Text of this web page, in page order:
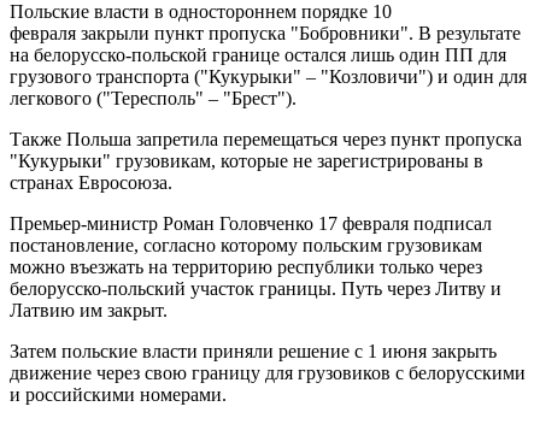
Польские власти в одностороннем порядке 10
февраля закрыли пункт пропуска "Бобровники". В результате
на белорусско-польской границе остался лишь один ПП для
грузового транспорта ("Кукурыки" – "Козловичи") и один для
легкового ("Тересполь" – "Брест").
Также Польша запретила перемещаться через пункт пропуска
"Кукурыки" грузовикам, которые не зарегистрированы в
странах Евросоюза.
Премьер-министр Роман Головченко 17 февраля подписал
постановление, согласно которому польским грузовикам
можно въезжать на территорию республики только через
белорусско-польский участок границы. Путь через Литву и
Латвию им закрыт.
Затем польские власти приняли решение с 1 июня закрыть
движение через свою границу для грузовиков с белорусскими
и российскими номерами.